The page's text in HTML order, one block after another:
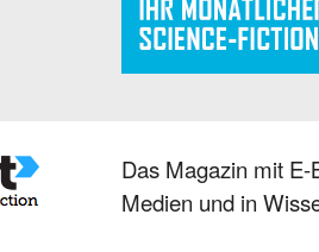
Das Magazin mit E-
Medien und in